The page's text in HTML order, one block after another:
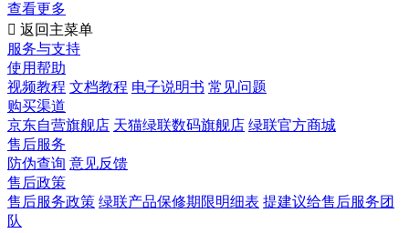
查看更多
 返回主菜单
服务与支持
使用帮助
视频教程 文档教程 电子说明书 常见问题
购买渠道
京东自营旗舰店 天猫绿联数码旗舰店 绿联官方商城
售后服务
防伪查询 意见反馈
售后政策
售后服务政策 绿联产品保修期限明细表 提建议给售后服务团
队